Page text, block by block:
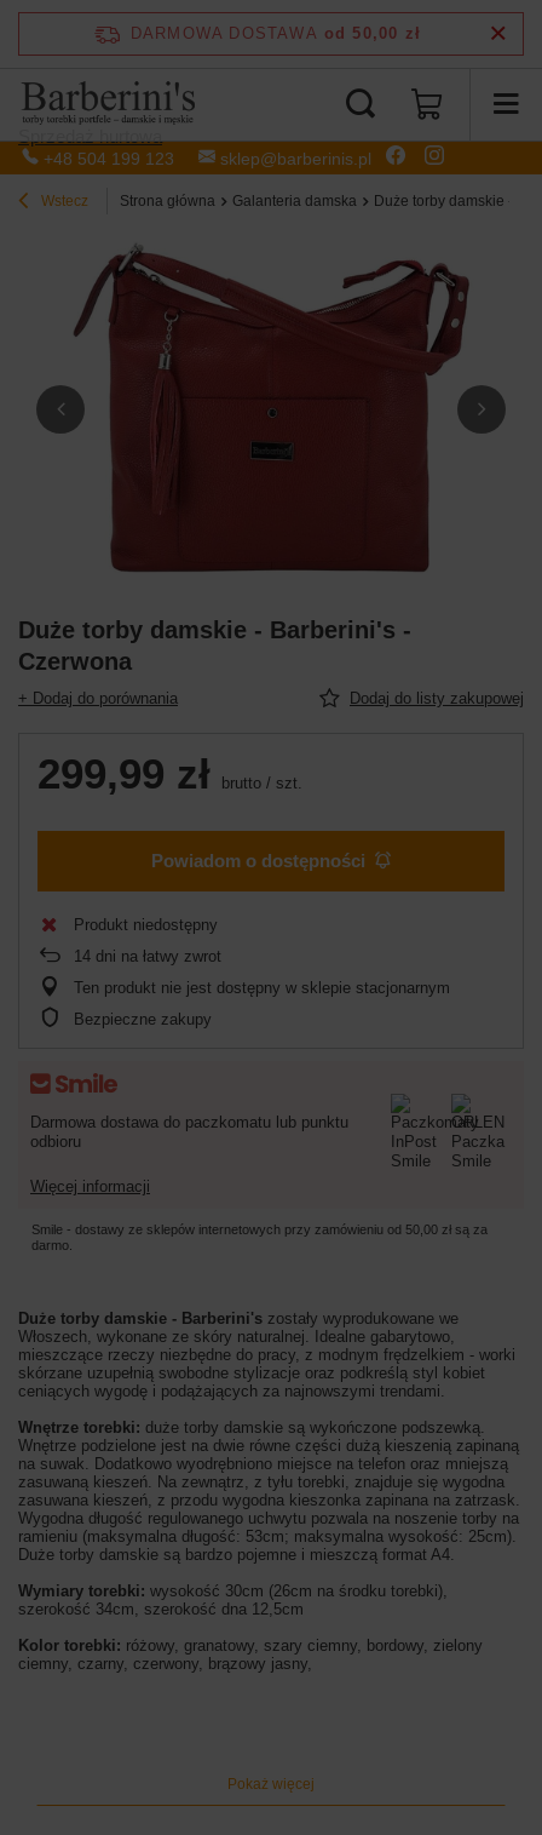
+48 504 199 123 sklep@barberinis.pl
DARMOWA DOSTAWA od 50,00 zł
Wstecz Strona główna Galanteria damska Duże torby damskie -
Duże torby damskie - Barberini's -
Czerwona
+ Dodaj do porównania Dodaj do listy zakupowej
299,99 zł brutto / szt.
Powiadom o dostępności
Produkt niedostępny
14 dni na łatwy zwrot
Ten produkt nie jest dostępny w sklepie stacjonarnym
Bezpieczne zakupy
Darmowa dostawa do paczkomatu lub punktu
odbioru
Więcej informacji
Smile - dostawy ze sklepów internetowych przy zamówieniu od 50,00 zł są za
darmo.
Duże torby damskie - Barberini's zostały wyprodukowane we
Włoszech, wykonane ze skóry naturalnej. Idealne gabarytowo,
mieszczące rzeczy niezbędne do pracy, z modnym frędzelkiem - worki
skórzane uzupełnią swobodne stylizacje oraz podkreślą styl kobiet
ceniących wygodę i podążających za najnowszymi trendami.
Wnętrze torebki: duże torby damskie są wykończone podszewką.
Wnętrze podzielone jest na dwie równe części dużą kieszenią zapinaną
na suwak. Dodatkowo wyodrębniono miejsce na telefon oraz mniejszą
zasuwaną kieszeń. Na zewnątrz, z tyłu torebki, znajduje się wygodna
zasuwana kieszeń, z przodu wygodna kieszonka zapinana na zatrzask.
Wygodna długość regulowanego uchwytu pozwala na noszenie torby na
ramieniu (maksymalna długość: 53cm; maksymalna wysokość: 25cm).
Duże torby damskie są bardzo pojemne i mieszczą format A4.
Wymiary torebki: wysokość 30cm (26cm na środku torebki),
szerokość 34cm, szerokość dna 12,5cm
Kolor torebki: różowy, granatowy, szary ciemny, bordowy, zielony
ciemny, czarny, czerwony, brązowy jasny,
Pokaż więcej